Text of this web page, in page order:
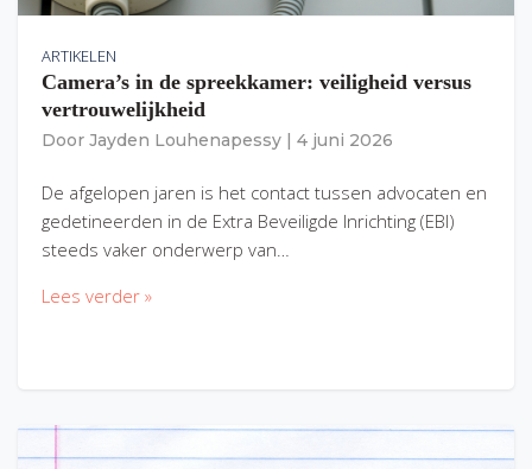
ARTIKELEN
Camera’s in de spreekkamer: veiligheid versus
vertrouwelijkheid
Door Jayden Louhenapessy 4 juni 2026
De afgelopen jaren is het contact tussen advocaten en
gedetineerden in de Extra Beveiligde Inrichting (EBI)
steeds vaker onderwerp van…
Lees verder »